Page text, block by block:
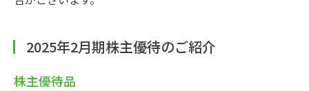
2025年2月期株主優待のご紹介
株主優待品